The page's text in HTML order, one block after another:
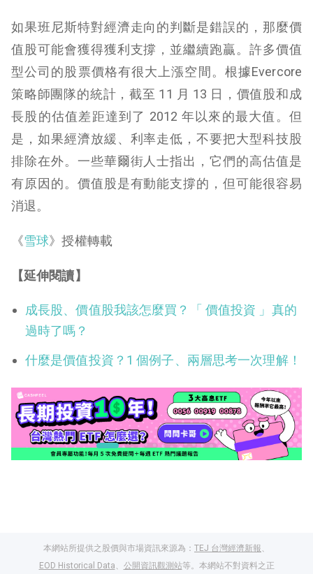
如果班尼斯特對經濟走向的判斷是錯誤的，那麼價
值股可能會獲得獲利支撐，並繼續跑贏。許多價值
型公司的股票價格有很大上漲空間。根據Evercore
策略師團隊的統計，截至 11 月 13 日，價值股和成
長股的估值差距達到了 2012 年以來的最大值。但
是，如果經濟放緩、利率走低，不要把大型科技股
排除在外。一些華爾街人士指出，它們的高估值是
有原因的。價值股是有動能支撐的，但可能很容易
消退。
《雪球》授權轉載
【延伸閱讀】
成長股、價值股我該怎麼買？「 價值投資 」真的
過時了嗎？
什麼是價值投資？1 個例子、兩層思考一次理解！
本網站所提供之股價與市場資訊來源為： TEJ 台灣經濟新報、
EOD Historical Data、 公開資訊觀測站等。本網站不對資料之正